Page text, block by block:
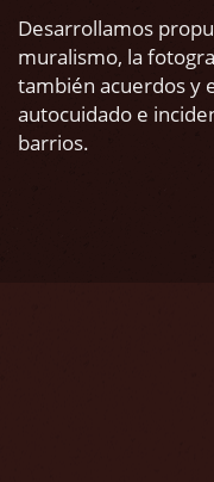
Desarrollamos
muralismo, la
también acuerdos y
autocuidado e
barrios.